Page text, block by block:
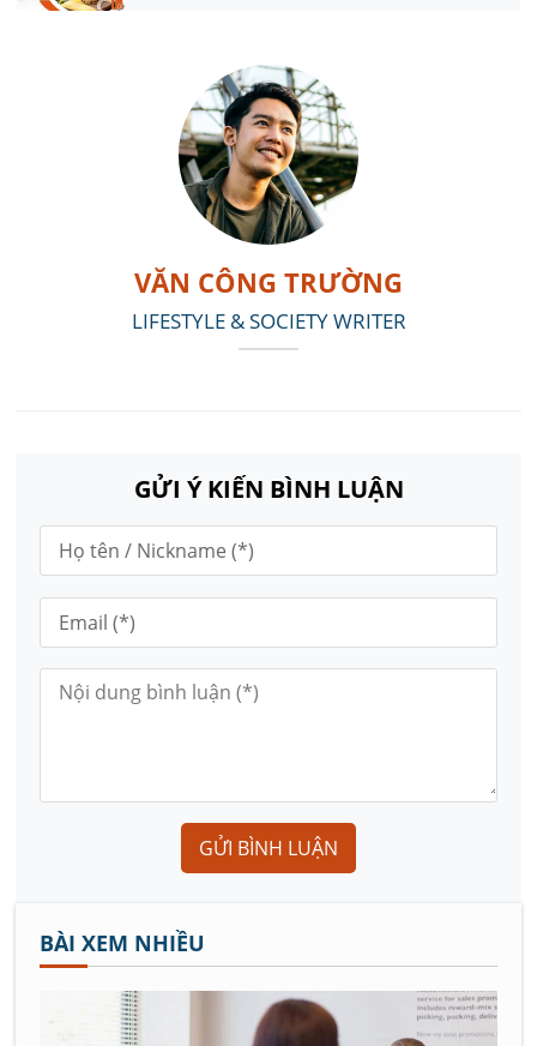
VĂN CÔNG TRƯỜNG
LIFESTYLE & SOCIETY WRITER
GỬI Ý KIẾN BÌNH LUẬN
GỬI BÌNH LUẬN
BÀI XEM NHIỀU